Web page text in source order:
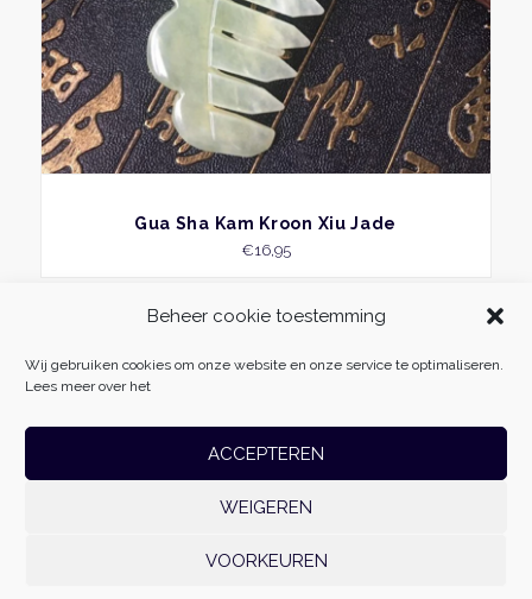
Beheer cookie toestemming
Wij gebruiken cookies om onze website en onze service te optimaliseren.
Lees meer over het
ACCEPTEREN
WEIGEREN
VOORKEUREN
BEKIJK
Gua Sha Kam Kroon Xiu Jade
€16,95
| Vliehors 25 | 8223 CZ | Lelystad | 06-54985511 |
Websoep.nl